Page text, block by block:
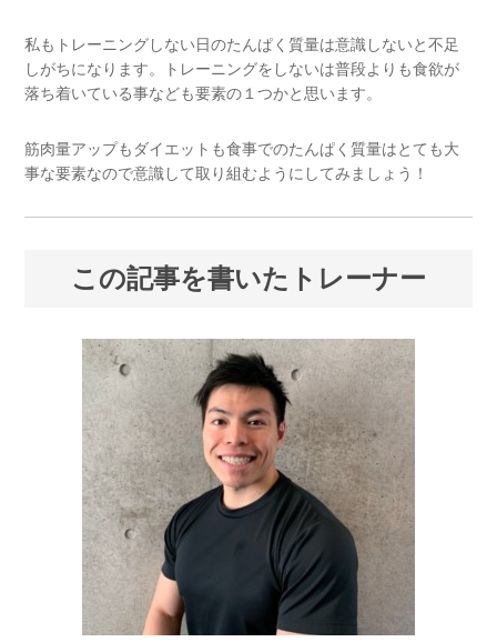
私もトレーニングしない日のたんぱく質量は意識しないと不足
しがちになります。トレーニングをしないは普段よりも食欲が
落ち着いている事なども要素の１つかと思います。
筋肉量アップもダイエットも食事でのたんぱく質量はとても大
事な要素なので意識して取り組むようにしてみましょう！
この記事を書いたトレーナー